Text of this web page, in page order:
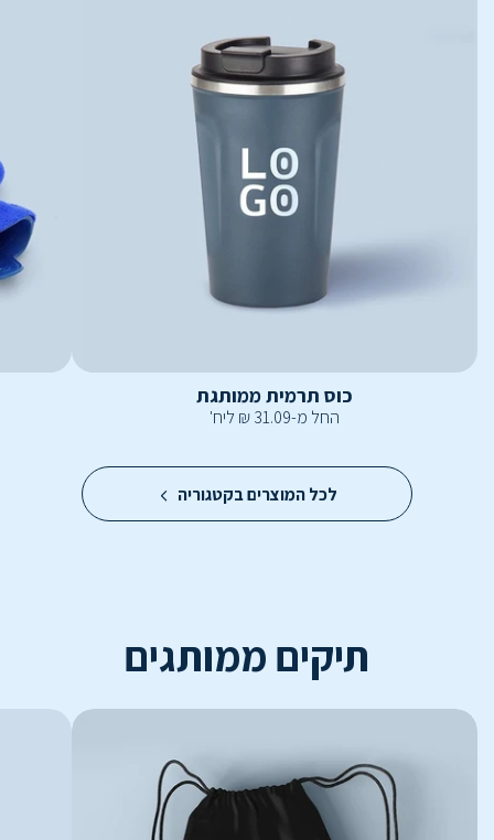
כוס תרמית ממותגת
החל מ-31.09
₪ ליח'
לכל המוצרים בקטגוריה
תיקים ממותגים